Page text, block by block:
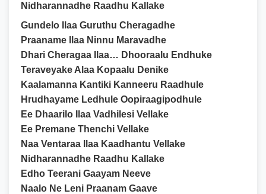
Nidharannadhe Raadhu Kallake
Gundelo Ilaa Guruthu Cheragadhe
Praaname Ilaa Ninnu Maravadhe
Dhari Cheragaa Ilaa… Dhooraalu Endhuke
Teraveyake Alaa Kopaalu Denike
Kaalamanna Kantiki Kanneeru Raadhule
Hrudhayame Ledhule Oopiraagipodhule
Ee Dhaarilo Ilaa Vadhilesi Vellake
Ee Premane Thenchi Vellake
Naa Ventaraa Ilaa Kaadhantu Vellake
Nidharannadhe Raadhu Kallake
Edho Teerani Gaayam Neeve
Naalo Ne Leni Praanam Gaave